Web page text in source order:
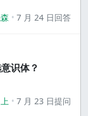
7 月 24 日回答
识体？
7 月 23 日提问